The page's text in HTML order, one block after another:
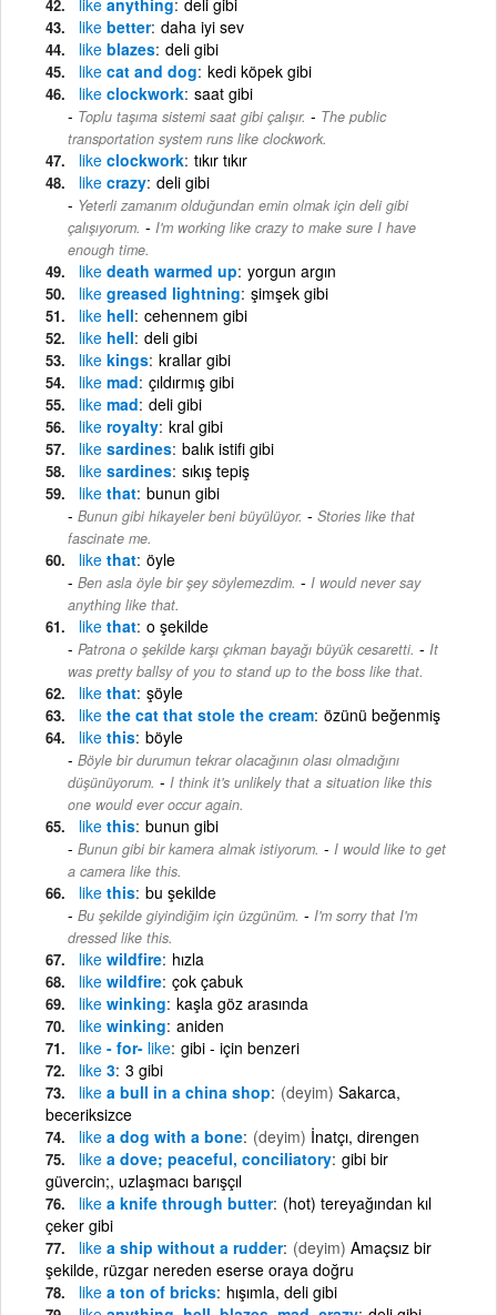
like better daha iyi sev
like blazes deli gibi
like cat and dog kedi köpek gibi
like clockwork saat gibi
Toplu taşıma sistemi saat gibi çalışır. - The public
transportation system runs like clockwork.
like clockwork tıkır tıkır
like crazy deli gibi
Yeterli zamanım olduğundan emin olmak için deli gibi
çalışıyorum. - I'm working like crazy to make sure I have
enough time.
like death warmed up yorgun argın
like greased lightning şimşek gibi
like hell cehennem gibi
like hell deli gibi
like kings krallar gibi
like mad çıldırmış gibi
like mad deli gibi
like royalty kral gibi
like sardines balık istifi gibi
like sardines sıkış tepiş
like that bunun gibi
Bunun gibi hikayeler beni büyülüyor. - Stories like that
fascinate me.
like that öyle
Ben asla öyle bir şey söylemezdim. - I would never say
anything like that.
like that o şekilde
Patrona o şekilde karşı çıkman bayağı büyük cesaretti. - It
was pretty ballsy of you to stand up to the boss like that.
like that şöyle
like the cat that stole the cream özünü beğenmiş
like this böyle
Böyle bir durumun tekrar olacağının olası olmadığını
düşünüyorum. - I think it's unlikely that a situation like this
one would ever occur again.
like this bunun gibi
Bunun gibi bir kamera almak istiyorum. - I would like to get
a camera like this.
like this bu şekilde
Bu şekilde giyindiğim için üzgünüm. - I'm sorry that I'm
dressed like this.
like wildfire hızla
like wildfire çok çabuk
like winking kaşla göz arasında
like winking aniden
like - for- like gibi - için benzeri
like 3 3 gibi
like a bull in a china shop (deyim) Sakarca,
beceriksizce
like a dog with a bone (deyim) İnatçı, direngen
like a dove; peaceful, conciliatory gibi bir
güvercin;, uzlaşmacı barışçıl
like a knife through butter (hot) tereyağından kıl
çeker gibi
like a ship without a rudder (deyim) Amaçsız bir
şekilde, rüzgar nereden eserse oraya doğru
like a ton of bricks hışımla, deli gibi